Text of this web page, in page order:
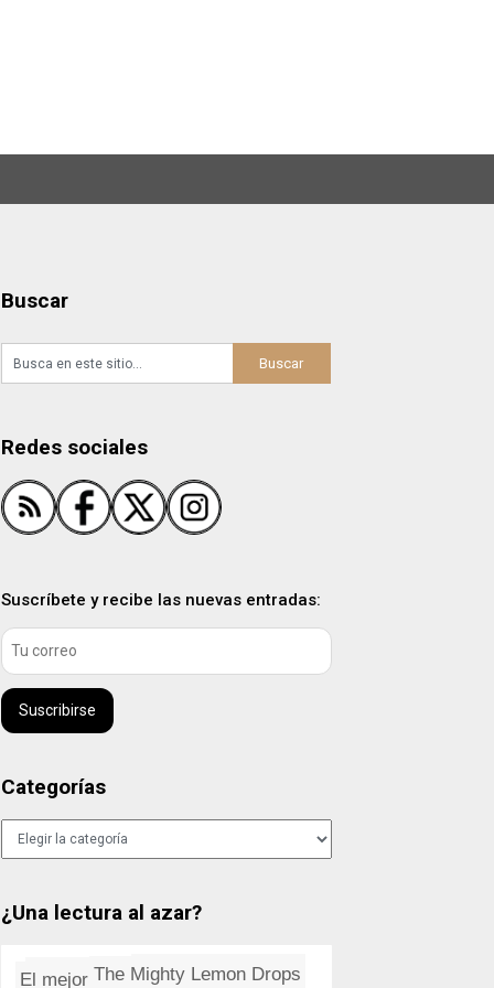
Buscar
Redes sociales
Suscríbete y recibe las nuevas entradas:
Suscribirse
Categorías
Categorías
¿Una lectura al azar?
Libros despechados
Instalación de un servidor FT...
Proverbios chinos (III)